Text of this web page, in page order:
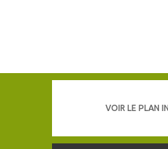
VOIR LE PLAN